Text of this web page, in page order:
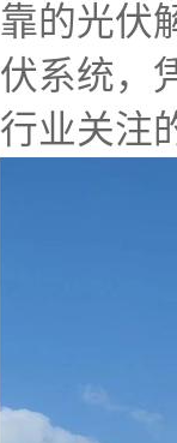
靠的光伏
伏系统，
行业关注